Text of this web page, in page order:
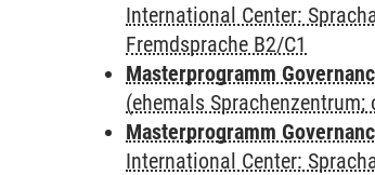
International Center:
Fremdsprache B2/C1
Masterprogramm
(ehemals Sprachenzentrum;
Masterprogramm
International Center: